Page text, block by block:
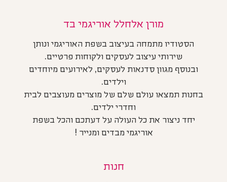
מורן אלחלל אוריגמי בד
הסטודיו מתמחה בעיצוב בשפת האוריגמי ונותן
שירותי עיצוב לעסקים ולקוחות פרטיים.
ובנוסף מגוון סדנאות לעסקים, לאירועים מיוחדים
וילדים.
בחנות תמצאו עולם שלם של מוצרים מעוצבים לבית
וחדרי ילדים.
יחד ניצור את כל העולה על דעתכם והכל בשפת
אוריגמי מבדים ומנייר !
חנות